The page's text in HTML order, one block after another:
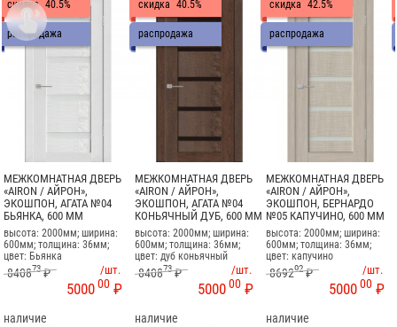
скидка 40.5%
распродажа
МЕЖКОМНАТНАЯ ДВЕРЬ
«AIRON / АЙРОН»,
ЭКОШПОН, АГАТА №04
БЬЯНКА, 600 ММ
высота: 2000мм; ширина:
600мм; толщина: 36мм;
цвет: Бьянка
840873₽ /шт.
500000 ₽
наличие
скидка 40.5%
распродажа
МЕЖКОМНАТНАЯ ДВЕРЬ
«AIRON / АЙРОН»,
ЭКОШПОН, АГАТА №04
КОНЬЯЧНЫЙ ДУБ, 600 ММ
высота: 2000мм; ширина:
600мм; толщина: 36мм;
цвет: дуб коньячный
840873₽ /шт.
500000 ₽
наличие
скидка 42.5%
распродажа
МЕЖКОМНАТНАЯ ДВЕРЬ
«AIRON / АЙРОН»,
ЭКОШПОН, БЕРНАРДО
№05 КАПУЧИНО, 600 ММ
высота: 2000мм; ширина:
600мм; толщина: 36мм;
цвет: капучино
869292₽ /шт.
500000 ₽
наличие
